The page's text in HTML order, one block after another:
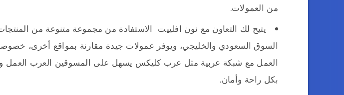
من العمولات.
يتيح لك التعاون مع نون افلييت الاستفادة من مجموعة متنوعة من
السوق السعودي والخليجي، ويوفر عمولات جيدة مقارنة بمواقع أخرى،
العمل مع شبكة عربية مثل عرب كليكس يسهل على المسوقين العرب العمل
بكل راحة وأمان.